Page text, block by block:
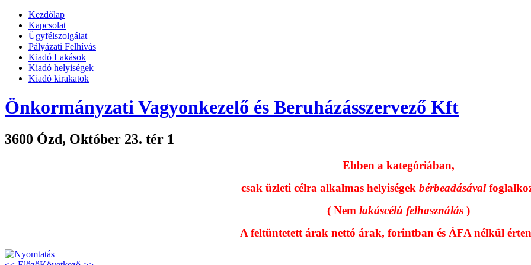
Kezdőlap
Kapcsolat
Ügyfélszolgálat
Pályázati Felhívás
Kiadó Lakások
Kiadó helyiségek
Kiadó kirakatok
Önkormányzati Vagyonkezelő és Beruházásszervező Kft
3600 Ózd, Október 23. tér 1
Ebben a kategóriában,
csak üzleti célra alkalmas helyiségek bérbeadásával
( Nem lakáscélú felhasználás)
A feltüntetett árak nettó árak, forintban és ÁFA nélkül